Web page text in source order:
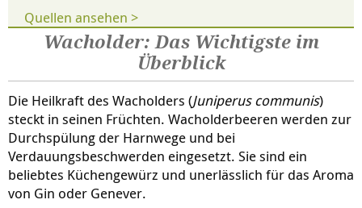
Quellen ansehen >
Wacholder: Das Wichtigste im
Überblick
Die Heilkraft des Wacholders (Juniperus communis)
steckt in seinen Früchten. Wacholderbeeren werden zur
Durchspülung der Harnwege und bei
Verdauungsbeschwerden eingesetzt. Sie sind ein
beliebtes Küchengewürz und unerlässlich für das Aroma
von Gin oder Genever.